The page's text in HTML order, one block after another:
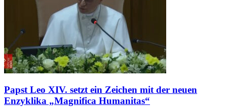
Papst Leo XIV. setzt ein Zeichen mit der neuen
Enzyklika „Magnifica Humanitas“